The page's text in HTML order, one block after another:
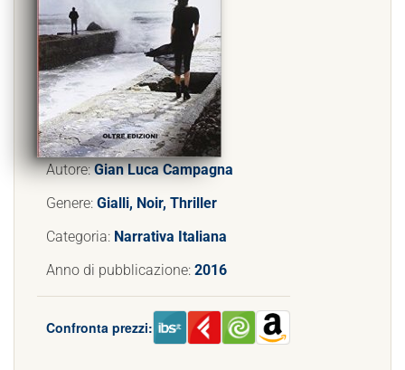
Autore:Gian Luca Campagna
Genere: Gialli, Noir, Thriller
Categoria: Narrativa Italiana
Anno di pubblicazione: 2016
Confronta prezzi: